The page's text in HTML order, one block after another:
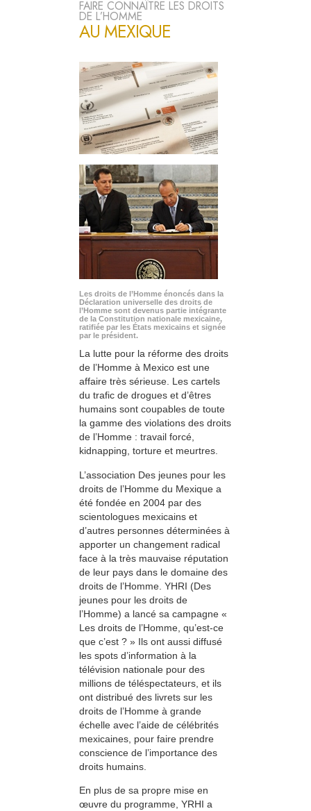
FAIRE CONNAÎTRE LES DROITS
DE L’HOMME
AU MEXIQUE
Les droits de l’Homme énoncés dans la
Déclaration universelle des droits de
l’Homme sont devenus partie intégrante
de la Constitution nationale mexicaine,
ratifiée par les États mexicains et signée
par le président.
La lutte pour la réforme des droits
de l’Homme à Mexico est une
affaire très sérieuse. Les cartels
du trafic de drogues et d’êtres
humains sont coupables de toute
la gamme des violations des droits
de l’Homme : travail forcé,
kidnapping, torture et meurtres.
L’association Des jeunes pour les
droits de l’Homme du Mexique a
été fondée en 2004 par des
scientologues mexicains et
d’autres personnes déterminées à
apporter un changement radical
face à la très mauvaise réputation
de leur pays dans le domaine des
droits de l’Homme. YHRI (Des
jeunes pour les droits de
l’Homme) a lancé sa campagne «
Les droits de l’Homme, qu’est-ce
que c’est ? » Ils ont aussi diffusé
les spots d’information à la
télévision nationale pour des
millions de téléspectateurs, et ils
ont distribué des livrets sur les
droits de l’Homme à grande
échelle avec l’aide de célébrités
mexicaines, pour faire prendre
conscience de l’importance des
droits humains.
En plus de sa propre mise en
œuvre du programme, YRHI a